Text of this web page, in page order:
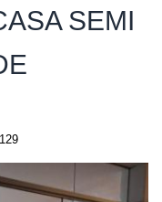
SEMI